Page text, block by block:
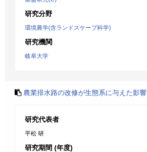
研究分野
環境農学(含ランドスケープ科学)
研究機関
岐阜大学
農業排水路の改修が生態系に与えた影響
研究代表者
平松 研
研究期間 (年度)